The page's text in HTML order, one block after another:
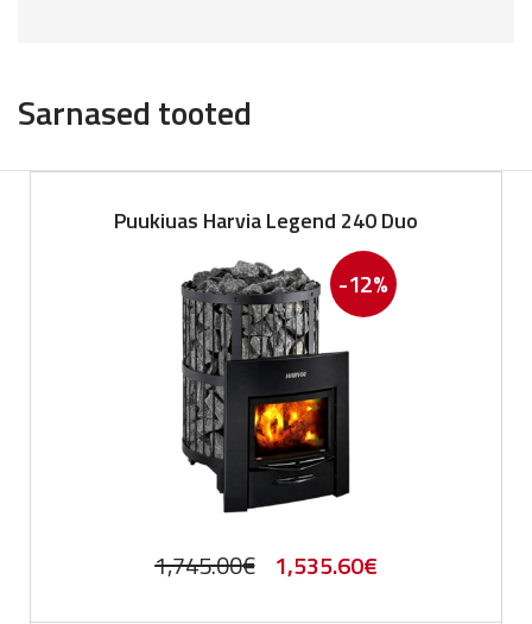
Sarnased tooted
Puukiuas Harvia Legend 240 Duo
-12%
1,745.00€ Original
1,535.60€Current